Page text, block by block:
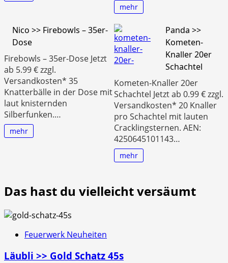
mehr
Nico >> Firebowls – 35er-
Dose
Firebowls – 35er-Dose Jetzt
ab 5.99 € zzgl.
Versandkosten* 35
Knatterbälle in der Dose mit
laut knisternden
Silberfunken.…
mehr
Panda >>
Kometen-
Knaller 20er
Schachtel
Kometen-Knaller 20er
Schachtel Jetzt ab 0.99 € zzgl.
Versandkosten* 20 Knaller
pro Schachtel mit lauten
Cracklingsternen. AEN:
4250645101143…
mehr
Das hast du vielleicht versäumt
Feuerwerk Neuheiten
Läubli >> Gold Schatz 45s